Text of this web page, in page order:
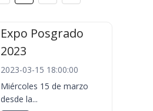
Expo Posgrado
2023
2023-03-15 18:00:00
Miércoles 15 de marzo
desde la...